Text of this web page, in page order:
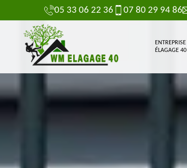
05 33 06 22 36 07 80 29 94 86
ENTREPRISE
ÉLAGAGE 40